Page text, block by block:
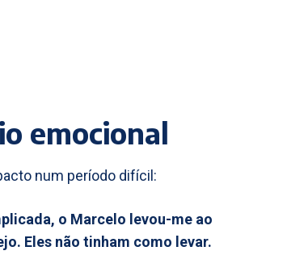
emocional
num período difícil:
o Marcelo levou-me ao
Eles não tinham como levar.